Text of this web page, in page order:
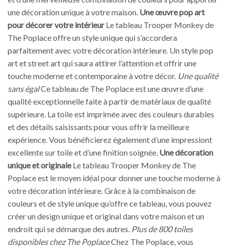
une décoration unique à votre maison. Une œuvre pop art
pour décorer votre intérieurLe tableau Trooper Monkey de
The Poplace offre un style unique qui s’accordera
parfaitement avec votre décoration intérieure. Un style pop
art et street art qui saura attirer l’attention et offrir une
touche moderne et contemporaine à votre décor. Une qualité
sans égalCe tableau de The Poplace est une œuvre d’une
qualité exceptionnelle faite à partir de matériaux de qualité
supérieure. La toile est imprimée avec des couleurs durables
et des détails saisissants pour vous offrir la meilleure
expérience. Vous bénéficierez également d’une impressiont
excellente sur toile et d’une finition soignée. Une décoration
unique et originaleLe tableau Trooper Monkey de The
Poplace est le moyen idéal pour donner une touche moderne à
votre décoration intérieure. Grâce à la combinaison de
couleurs et de style unique qu’offre ce tableau, vous pouvez
créer un design unique et original dans votre maison et un
endroit qui se démarque des autres. Plus de 800 toiles
disponibles chez The PoplaceChez The Poplace, vous